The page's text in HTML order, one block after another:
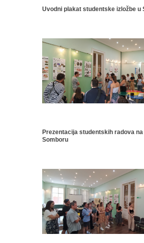
Uvodni plakat studentske izložbe u
Prezentacija studentskih radova na
Somboru